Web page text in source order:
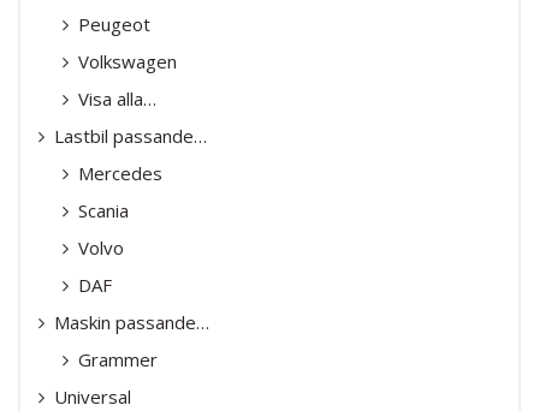
Peugeot
Volkswagen
Visa alla…
Lastbil passande…
Mercedes
Scania
Volvo
DAF
Maskin passande…
Grammer
Universal